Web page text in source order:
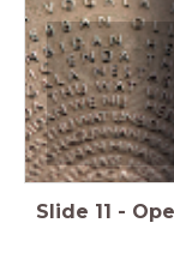
Slide 11 -